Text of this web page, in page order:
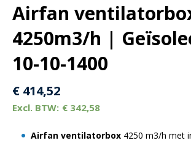
Airfan
4250m3/h |
10-10-1400
€ 414,52
€ 342,58
Airfan ventilatorbox 4250 m3/h met